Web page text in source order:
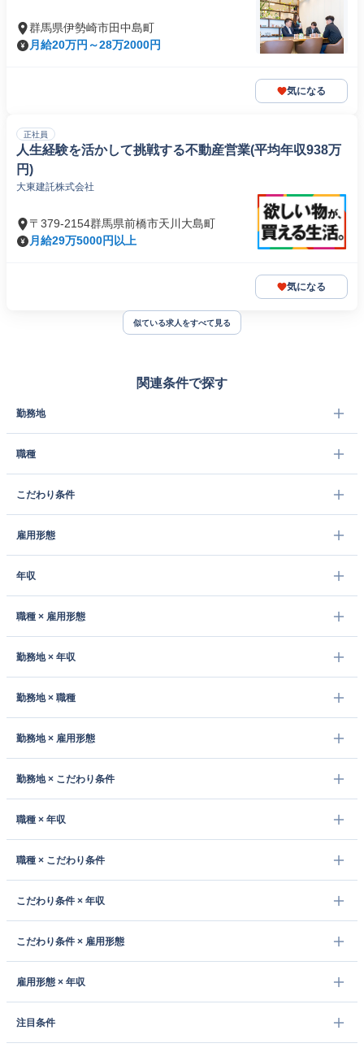
群馬県伊勢崎市田中島町
月給20万円～28万2000円
気になる
正社員
人生経験を活かして挑戦する不動産営業(平均年収938万
円)
大東建託株式会社
〒379-2154群馬県前橋市天川大島町
月給29万5000円以上
気になる
似ている求人をすべて見る
関連条件で探す
勤務地
職種
こだわり条件
雇用形態
年収
職種 × 雇用形態
勤務地 × 年収
勤務地 × 職種
勤務地 × 雇用形態
勤務地 × こだわり条件
職種 × 年収
職種 × こだわり条件
こだわり条件 × 年収
こだわり条件 × 雇用形態
雇用形態 × 年収
注目条件